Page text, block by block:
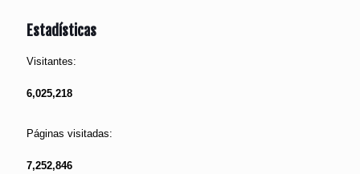
Estadísticas
Visitantes:
6,025,218
Páginas visitadas:
7,252,846